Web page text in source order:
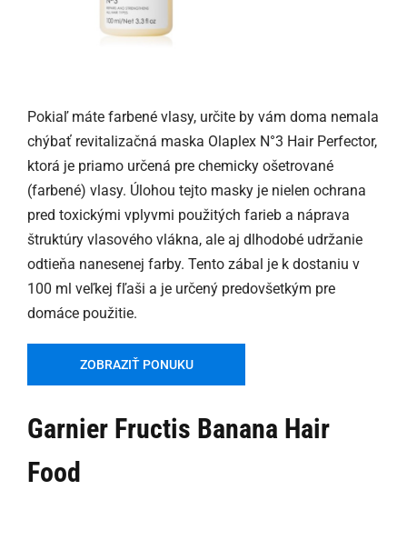
Pokiaľ máte farbené vlasy, určite by vám doma nemala
chýbať revitalizačná maska Olaplex N°3 Hair Perfector,
ktorá je priamo určená pre chemicky ošetrované
(farbené) vlasy. Úlohou tejto masky je nielen ochrana
pred toxickými vplyvmi použitých farieb a náprava
štruktúry vlasového vlákna, ale aj dlhodobé udržanie
odtieňa nanesenej farby. Tento zábal je k dostaniu v
100 ml veľkej fľaši a je určený predovšetkým pre
domáce použitie.
ZOBRAZIŤ PONUKU
Garnier Fructis Banana Hair
Food